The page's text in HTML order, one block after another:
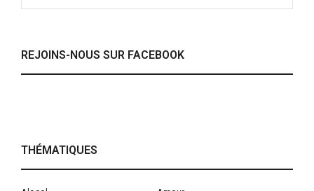
REJOINS-NOUS SUR FACEBOOK
THÉMATIQUES